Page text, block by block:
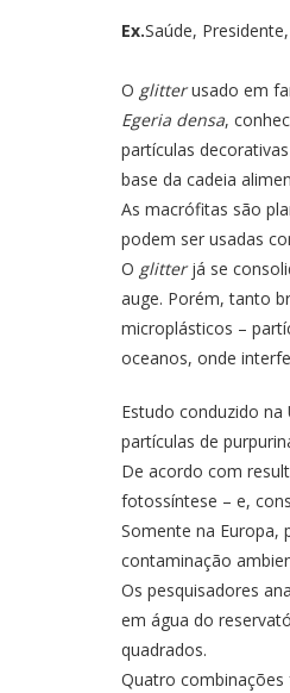
Ex.Saúde,
O glitterusado em
Egeria densa,
partículas
base da cadeia
As macrófitas são
podem ser usadas
O glitterjá se
auge. Porém, tanto
microplásticos –
oceanos, onde
Estudo conduzido
partículas de
De acordo com
fotossíntese – e,
Somente na Europa,
contaminação
Os pesquisadores
em água do
quadrados.
Quatro